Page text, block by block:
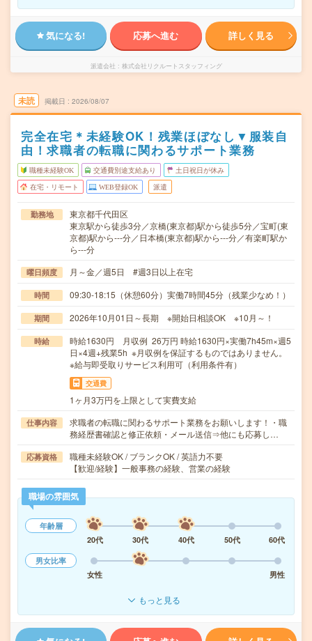
気になる! 応募へ進む 詳しく見る
派遣会社 株式会社リクルートスタッフィング
未読 掲載日 2026/08/07
完全在宅＊未経験OK！残業ほぼなし▼服装自
由！求職者の転職に関わるサポート業務
職種未経験OK 交通費別途支給あり 土日祝日が休み
在宅・リモート WEB登録OK 派遣
勤務地
東京都千代田区
東京駅から徒歩3分／京橋(東京都)駅から徒歩5分／宝町(東
京都)駅から---分／日本橋(東京都)駅から---分／有楽町駅か
ら---分
曜日頻度 月～金／週5日 #週3日以上在宅
時間 09:30-18:15（休憩60分）実働7時間45分（残業少なめ！）
期間 2026年10月01日～長期 ※開始日相談OK ※10月～！
時給
時給1630円 月収例 26万円 時給1630円×実働7h45m×週5
日×4週+残業5h ※月収例を保証するものではありません。
※給与即受取りサービス利用可（利用条件有）
交通費
1ヶ月3万円を上限として実費支給
仕事内容
求職者の転職に関わるサポート業務をお願いします！・職
務経歴書確認と修正依頼・メール送信⇒他にも応募し…
応募資格
職種未経験OK / ブランクOK / 英語力不要
【歓迎/経験】一般事務の経験、営業の経験
職場の雰囲気
年齢層
20代
30代 40代 50代
60代
男女比率
女性
男性
もっと見る